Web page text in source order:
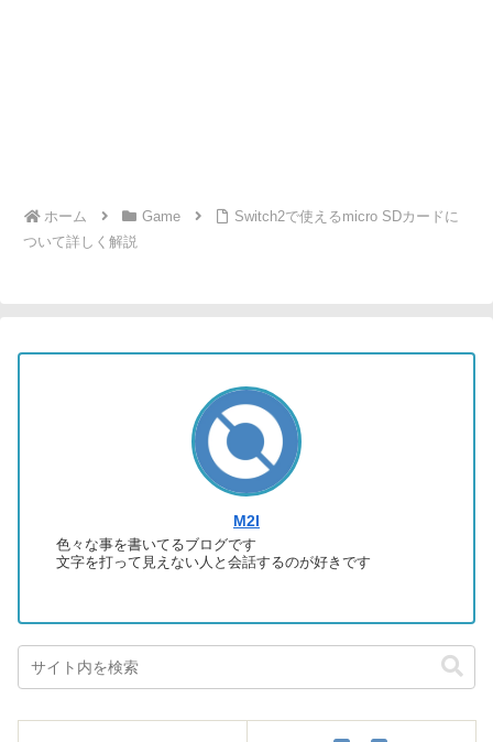
ホーム Game
Switch2で使えるmicro SDカードに
ついて詳しく解説
M2I
色々な事を書いてるブログです
文字を打って見えない人と会話するのが好きです